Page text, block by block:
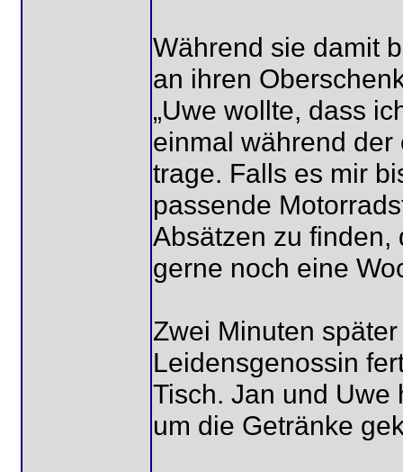
Während sie damit
an ihren
„Uwe wollte, dass
einmal während
trage. Falls es mir
passende
Absätzen zu finden,
gerne noch eine
Zwei Minuten
Leidensgenossin
Tisch. Jan und Uwe
um die Getränke